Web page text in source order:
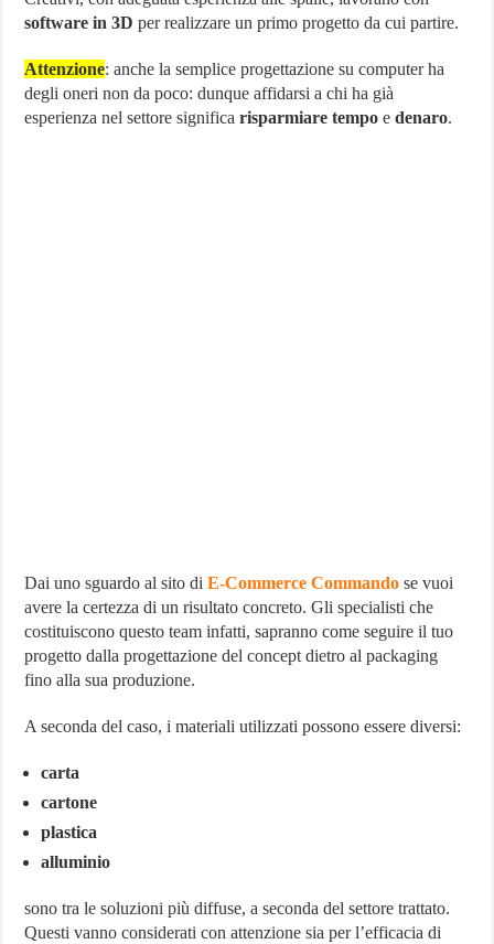
software in 3D per realizzare un primo progetto da cui partire.
Attenzione: anche la semplice progettazione su computer ha
degli oneri non da poco: dunque affidarsi a chi ha già
esperienza nel settore significarisparmiare tempo edenaro.
Dai uno sguardo al sito diE-Commerce Commando se vuoi
avere la certezza di un risultato concreto. Gli specialisti che
costituiscono questo team infatti, sapranno come seguire il tuo
progetto dalla progettazione del concept dietro al packaging
fino alla sua produzione.
A seconda del caso, i materiali utilizzati possono essere diversi:
carta
cartone
plastica
alluminio
sono tra le soluzioni più diffuse, a seconda del settore trattato.
Questi vanno considerati con attenzione sia per l’efficacia di